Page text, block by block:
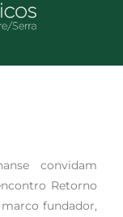
convidam
Retorno
fundador,